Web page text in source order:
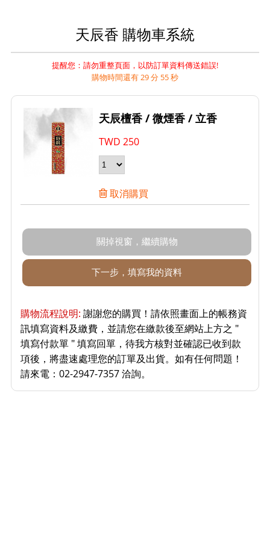
天辰香 購物車系統
提醒您：請勿重整頁面，以防訂單資料傳送錯誤!
購物時間還有 29 分 55 秒
天辰檀香 / 微煙香 / 立香
TWD250
取消購買
購物流程說明: 謝謝您的購買！請依照畫面上的帳務資
訊填寫資料及繳費，並請您在繳款後至網站上方之 "
填寫付款單 " 填寫回單，待我方核對並確認已收到款
項後，將盡速處理您的訂單及出貨。如有任何問題！
請來電：02-2947-7357 洽詢。